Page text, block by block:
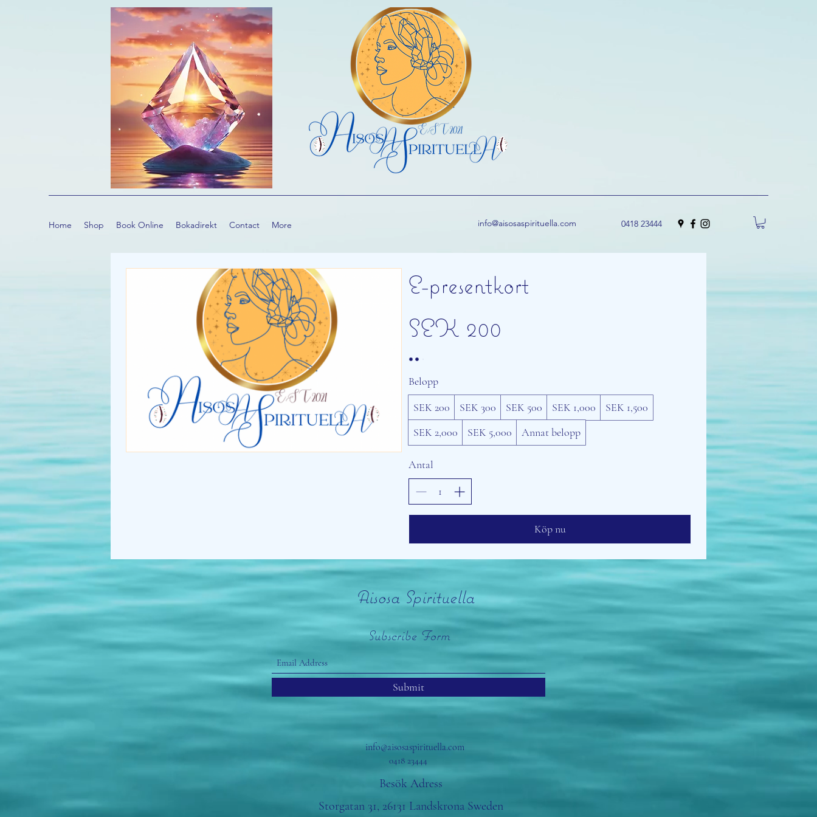
Home Shop Book Online Bokadirekt Contact More info@aisosaspirituella.com 0418 23444
E-presentkort
SEK 200
Belopp
SEK 200
SEK 300 SEK 500 SEK 1,000
SEK 1,500
SEK 2,000
SEK 5,000 Annat belopp
Antal
Köp nu
Aisosa Spirituella
Subscribe Form
Submit
info@aisosaspirituella.com
0418 23444
Besök Adress
Storgatan 31, 26131 Landskrona Sweden